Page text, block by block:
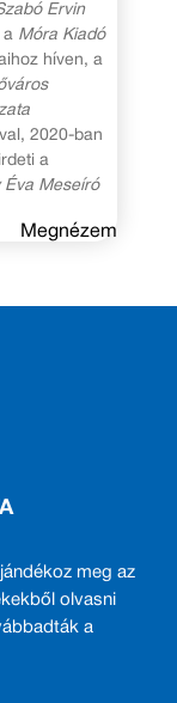
Ervin
a Móra Kiadó
híven, a
2020-ban
a
Éva Meseíró
Megnézem
meg az
olvasni
a